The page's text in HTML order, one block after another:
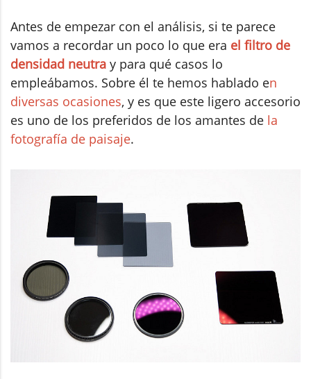
Antes de empezar con el análisis, si te parece
vamos a recordar un poco lo que era el filtro de
densidad neutra y para qué casos lo
empleábamos. Sobre él te hemos hablado en
diversas ocasiones, y es que este ligero accesorio
es uno de los preferidos de los amantes de la
fotografía de paisaje.